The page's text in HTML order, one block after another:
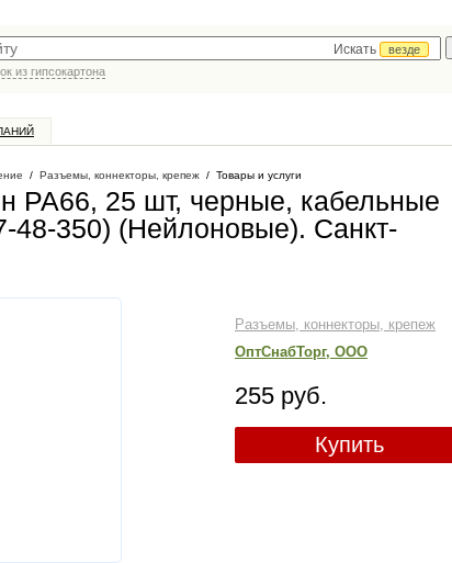
Искать
везде
из гипсокартона
/ Разъемы, коннекторы, крепеж / Товары и услуги
РА66, 25 шт, черные, кабельные
48-350) (Нейлоновые). Санкт-
Разъемы, коннекторы, крепеж
ОптСнабТорг, ООО
255 руб.
Купить